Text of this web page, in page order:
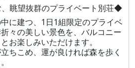
眺望抜群のプライベート別荘◆
に建つ、1日1組限定のプライベ
々の美しい景色を、バルコニー
お楽しみいただけます。
ちこめ、運が良ければ森を歩く